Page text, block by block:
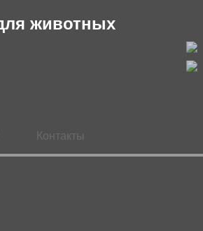
Контакты